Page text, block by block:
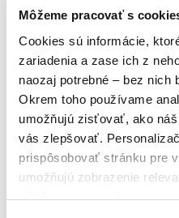
Môžeme pracovať s
Cookies sú informácie,
zariadenia a zase ich z
naozaj potrebné – bez nich
Okrem toho používame
umožňujú zisťovať, ako
vás zlepšovať.
prispôsobovať stránku pre
umožňujú zobrazenie
zdieľame aj s tretími
Našli sme0titulov
Zoradiť podľa: